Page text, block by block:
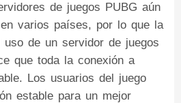
de juegos PUBG aún
varios países, por lo que la
de un servidor de juegos
que toda la conexión a
Los usuarios del juego
estable para un mejor